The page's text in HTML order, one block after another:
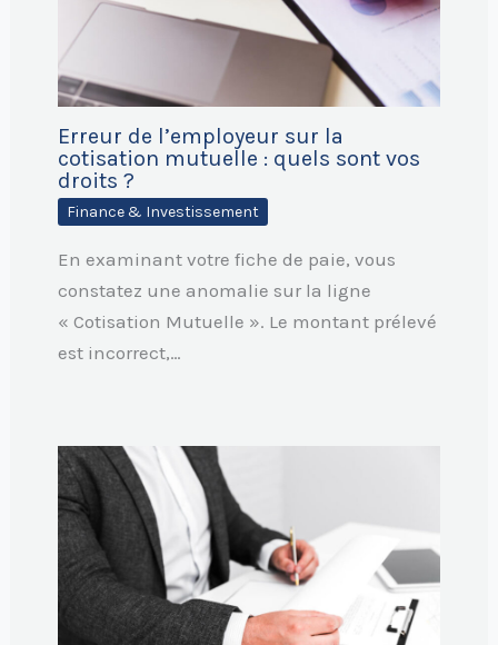
Erreur de l’employeur sur la
cotisation mutuelle : quels sont vos
droits ?
Finance & Investissement
En examinant votre fiche de paie, vous
constatez une anomalie sur la ligne
« Cotisation Mutuelle ». Le montant prélevé
est incorrect,…